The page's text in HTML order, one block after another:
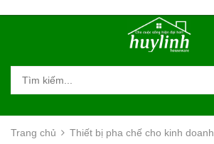
Trang chủ Thiết bị pha chế cho kinh doanh